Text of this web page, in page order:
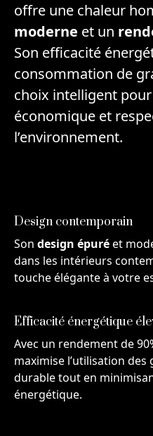
offre une chaleur
moderne et un
Son efficacité
consommation de
choix intelligent
économique et
l’environnement.
Design contemporain
Son design épuréet
dans les intérieurs
touche élégante à votre
Efficacité énergétique
Avec un rendement de
maximise l’utilisation
durable tout en
énergétique.